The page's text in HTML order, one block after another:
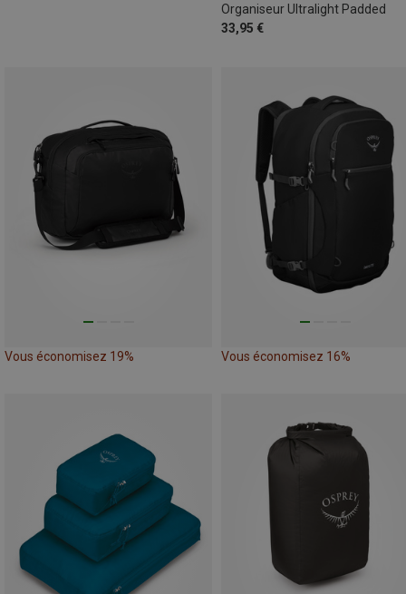
Organiseur Ultralight Padded
33,95 €
Vous économisez 19% Vous économisez 16%